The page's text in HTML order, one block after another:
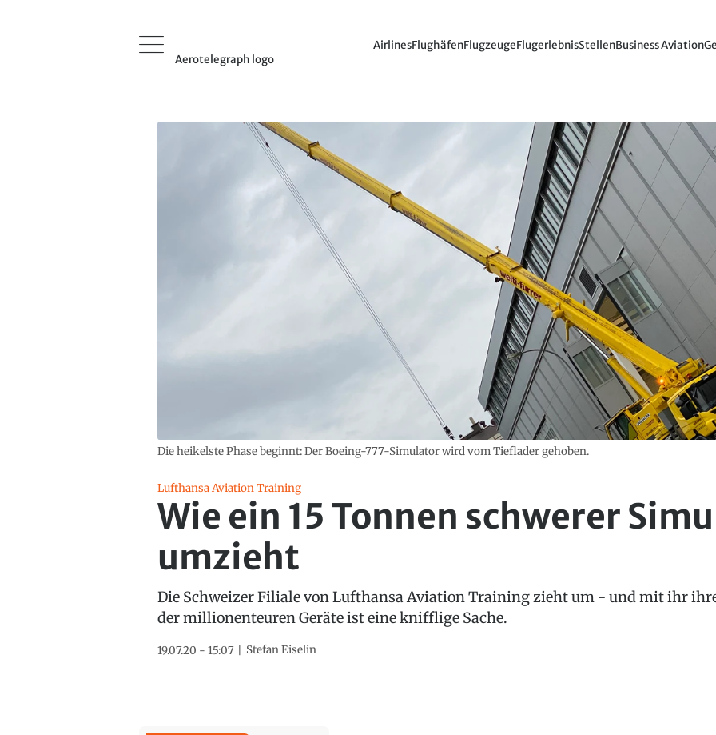
Aerotelegraph logo
AirlinesFlughäfenFlugzeugeFlugerlebnisStellenBusiness Aviation
Die heikelste Phase beginnt: Der Boeing-777-Simulator wird vom Tieflader gehoben.
Lufthansa Aviation Training
Wie ein 15 Tonnen schwerer
umzieht
Die Schweizer Filiale von Lufthansa Aviation Training zieht um - und mit ihr
der millionenteuren Geräte ist eine knifflige Sache.
19.07.20 - 15:07 Stefan Eiselin